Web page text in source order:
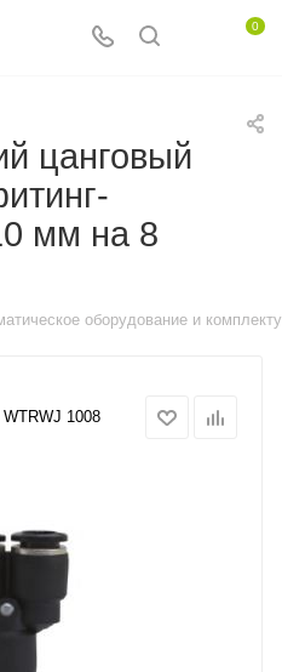
0
цанговый
мм на 8
оборудование и
WTRWJ 1008